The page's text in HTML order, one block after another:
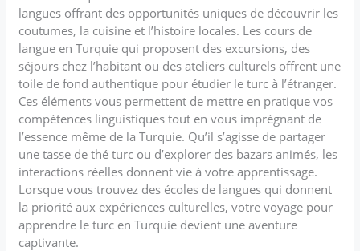
langues offrant des opportunités uniques de découvrir les
coutumes, la cuisine et l’histoire locales. Les cours de
langue en Turquie qui proposent des excursions, des
séjours chez l’habitant ou des ateliers culturels offrent une
toile de fond authentique pour étudier le turc à l’étranger.
Ces éléments vous permettent de mettre en pratique vos
compétences linguistiques tout en vous imprégnant de
l’essence même de la Turquie. Qu’il s’agisse de partager
une tasse de thé turc ou d’explorer des bazars animés, les
interactions réelles donnent vie à votre apprentissage.
Lorsque vous trouvez des écoles de langues qui donnent
la priorité aux expériences culturelles, votre voyage pour
apprendre le turc en Turquie devient une aventure
captivante.